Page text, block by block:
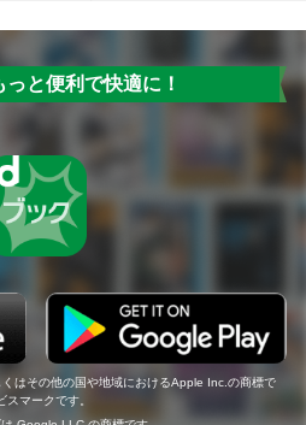
と便利で快適に！
はその他の国や地域におけるApple Inc.の商標で
マークです。